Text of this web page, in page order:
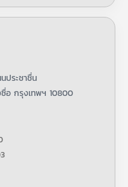
ประชาชื่น
อ กรุงเทพฯ 10800